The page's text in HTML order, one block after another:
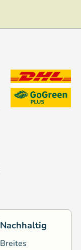
Nachhaltig
Breites